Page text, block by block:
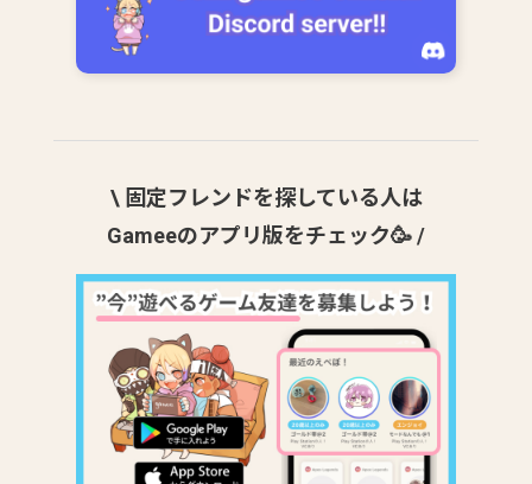
\ 固定フレンドを探している人は
Gameeのアプリ版をチェック🥳 /